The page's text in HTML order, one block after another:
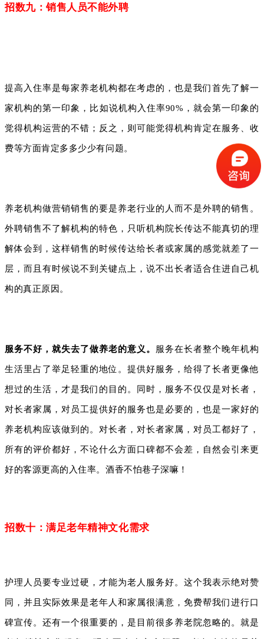
招数九：销售人员不能外聘
提高入住率是每家养老机构都在考虑的，也是我们首先了解一
家机构的第一印象，比如说机构入住率90%，就会第一印象的
觉得机构运营的不错；反之，则可能觉得机构肯定在服务、收
费等方面肯定多多少少有问题。
养老机构做营销销售的要是养老行业的人而不是外聘的销售。
外聘销售不了解机构的特色，只听机构院长传达不能真切的理
解体会到，这样销售的时候传达给长者或家属的感觉就差了一
层，而且有时候说不到关键点上，说不出长者适合住进自己机
构的真正原因。
服务不好，就失去了做养老的意义。 服务在长者整个晚年机构
生活里占了举足轻重的地位。提供好服务，给得了长者更像他
想过的生活，才是我们的目的。同时，服务不仅仅是对长者，
对长者家属，对员工提供好的服务也是必要的，也是一家好的
养老机构应该做到的。对长者，对长者家属，对员工都好了，
所有的评价都好，不论什么方面口碑都不会差，自然会引来更
好的客源更高的入住率。酒香不怕巷子深嘛！
招数十：满足老年精神文化需求
护理人员要专业过硬，才能为老人服务好。这个我表示绝对赞
同，并且实际效果是老年人和家属很满意，免费帮我们进行口
碑宣传。还有一个很重要的，是目前很多养老院忽略的。就是